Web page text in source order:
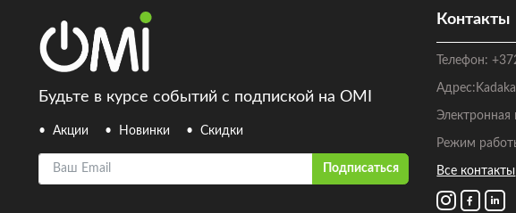
Будьте в курсе событий с подпиской на OMI
Акции Новинки Скидки
Ваш Email
Подписаться
Контакты
Телефон:
Адрес:
Электронная
Режим
Все контакты